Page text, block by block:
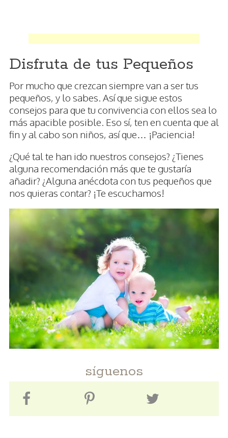
Disfruta de tus Pequeños
Por mucho que crezcan siempre van a ser tus
pequeños, y lo sabes. Así que sigue estos
consejos para que tu convivencia con ellos sea lo
más apacible posible. Eso sí, ten en cuenta que al
fin y al cabo son niños, así que… ¡Paciencia!
¿Qué tal te han ido nuestros consejos? ¿Tienes
alguna recomendación más que te gustaría
añadir? ¿Alguna anécdota con tus pequeños que
nos quieras contar? ¡Te escuchamos!
síguenos